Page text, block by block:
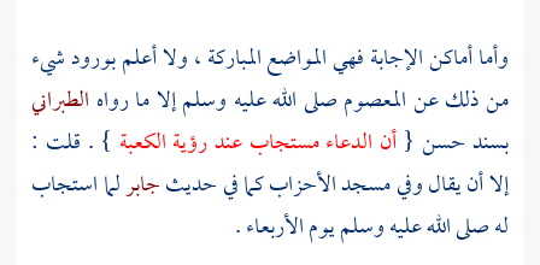
وأما أماكن الإجابة فهي المواضع المباركة ، ولا أعلم بورود شيء
من ذلك عن المعصوم صلى الله عليه وسلم إلا ما رواه الطبراني
بسند حسن {أن الدعاء مستجاب عند رؤيةالكعبة } . قلت :
إلا أن يقال وفي مسجد الأحزاب كما في حديثجابرلما استجاب
له صلى الله عليه وسلم يوم الأربعاء .